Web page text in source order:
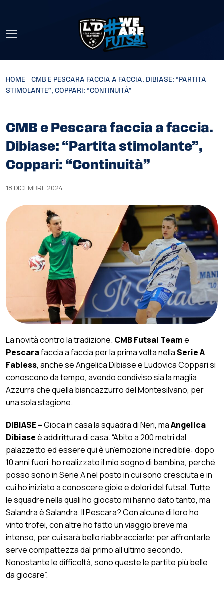
HOME
CMB E PESCARA FACCIA A FACCIA. DIBIASE: “PARTITA
STIMOLANTE”, COPPARI: “CONTINUITÀ”
CMB e Pescara faccia a faccia.
Dibiase: “Partita stimolante”,
Coppari: “Continuità”
18 DICEMBRE 2024
La novità contro la tradizione. CMB Futsal Teame
Pescarafaccia a faccia per la prima volta nellaSerie A
Fabless, anche se Angelica Dibiase e Ludovica Coppari si
conoscono da tempo, avendo condiviso sia la maglia
Azzurra che quella biancazzurro del Montesilvano, per
una sola stagione.
DIBIASE –Gioca in casa la squadra di Neri, maAngelica
Dibiaseè addirittura di casa. “Abito a 200 metri dal
palazzetto ed essere qui è un’emozione incredibile: dopo
10 anni fuori, ho realizzato il mio sogno di bambina, perché
posso sono in Serie A nel posto in cui sono cresciuta e in
cui ho iniziato a conoscere gioie e dolori del futsal. Tutte
le squadre nella quali ho giocato mi hanno dato tanto, ma
Salandra è Salandra. Il Pescara? Con alcune di loro ho
vinto trofei, con altre ho fatto un viaggio breve ma
intenso, per cui sarà bello riabbracciarle: per affrontarle
serve compattezza dal primo all’ultimo secondo.
Nonostante le difficoltà, sono queste le partite più belle
da giocare”.